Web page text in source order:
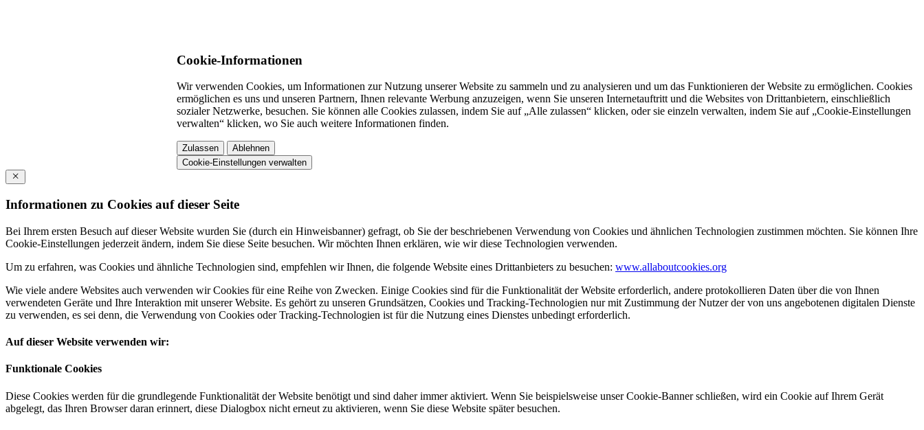
Cookie-Informationen
Wir verwenden Cookies, um Informationen zur Nutzung unserer Website zu sammeln und zu analysieren und um das Funktionieren der Website zu ermöglichen. Cookies
ermöglichen es uns und unseren Partnern, Ihnen relevante Werbung anzuzeigen, wenn Sie unseren Internetauftritt und die Websites von Drittanbietern, einschließlich
sozialer Netzwerke, besuchen. Sie können alle Cookies zulassen, indem Sie auf „Alle zulassen“ klicken, oder sie einzeln verwalten, indem Sie auf „Cookie-Einstellungen
verwalten“ klicken, wo Sie auch weitere Informationen finden.
Zulassen
Ablehnen
Cookie-Einstellungen verwalten
Informationen zu Cookies auf dieser Seite
Bei Ihrem ersten Besuch auf dieser Website wurden Sie (durch ein Hinweisbanner) gefragt, ob Sie der beschriebenen Verwendung von Cookies und ähnlichen Technologien zustimmen möchten. Sie können Ihre
Cookie-Einstellungen jederzeit ändern, indem Sie diese Seite besuchen. Wir möchten Ihnen erklären, wie wir diese Technologien verwenden.
Um zu erfahren, was Cookies und ähnliche Technologien sind, empfehlen wir Ihnen, die folgende Website eines Drittanbieters zu besuchen: www.allaboutcookies.org
Wie viele andere Websites auch verwenden wir Cookies für eine Reihe von Zwecken. Einige Cookies sind für die Funktionalität der Website erforderlich, andere protokollieren Daten über die von Ihnen
verwendeten Geräte und Ihre Interaktion mit unserer Website. Es gehört zu unseren Grundsätzen, Cookies und Tracking-Technologien nur mit Zustimmung der Nutzer der von uns angebotenen digitalen Dienste
zu verwenden, es sei denn, die Verwendung von Cookies oder Tracking-Technologien ist für die Nutzung eines Dienstes unbedingt erforderlich.
Auf dieser Website verwenden wir:
Funktionale Cookies
Diese Cookies werden für die grundlegende Funktionalität der Website benötigt und sind daher immer aktiviert. Wenn Sie beispielsweise unser Cookie-Banner schließen, wird ein Cookie auf Ihrem Gerät
abgelegt, das Ihren Browser daran erinnert, diese Dialogbox nicht erneut zu aktivieren, wenn Sie diese Website später besuchen.